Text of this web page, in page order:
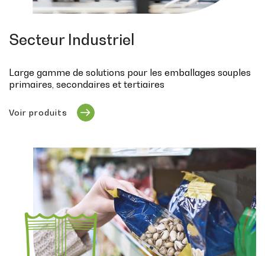
Secteur Industriel
Large gamme de solutions pour les emballages souples
primaires, secondaires et tertiaires
Voir produits